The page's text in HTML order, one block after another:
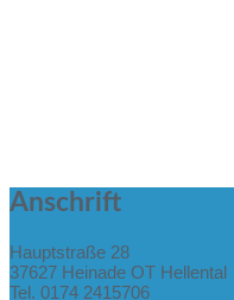
Anschrift
Hauptstraße 28
37627 Heinade OT Hellental
Tel. 0174 2415706